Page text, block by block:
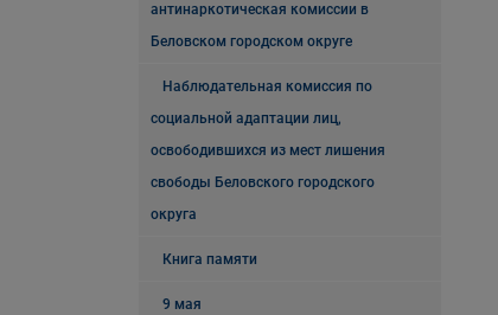
антинаркотическая комиссии в
Беловском городском округе
Наблюдательная комиссия по
социальной адаптации лиц,
освободившихся из мест лишения
свободы Беловского городского
округа
Книга памяти
9 мая